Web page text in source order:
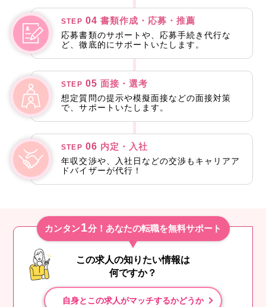
STEP 04 書類作成・応募・推薦
応募書類のサポートや、応募手続き代行な
ど、徹底的にサポートいたします。
STEP 05 面接・選考
想定質問の提示や模擬面接などの面接対策
で、サポートいたします。
STEP 06 内定・入社
年収交渉や、入社日などの交渉もキャリアア
ドバイザーが代行！
カンタン1分！あなたの転職を無料サポート
この求人の知りたい情報は
何ですか？
自身とこの求人がマッチするかどうか